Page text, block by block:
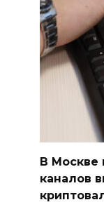
В Москве
каналов